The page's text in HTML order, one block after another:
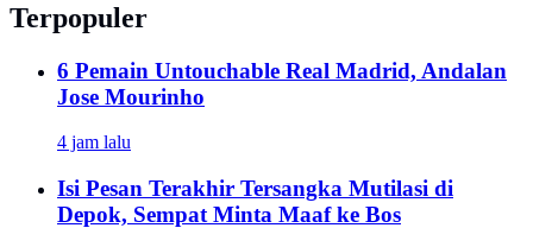
Terpopuler
6 Pemain Untouchable Real Madrid, Andalan
Jose Mourinho
4 jam lalu
Isi Pesan Terakhir Tersangka Mutilasi di
Depok, Sempat Minta Maaf ke Bos